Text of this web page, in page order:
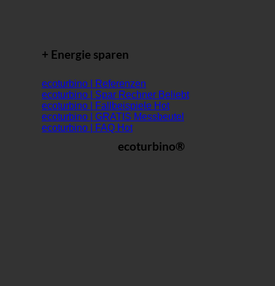
+ Energie sparen
ecoturbino | Referenzen
ecoturbino | Spar Rechner
ecoturbino | Fallbeispiele
ecoturbino | GRATIS Messbeutel
ecoturbino | FAQ
ecoturbino®